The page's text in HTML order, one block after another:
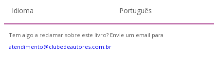
Idioma Português
Tem algo a reclamar sobre este livro? Envie um email para
atendimento@clubedeautores.com.br